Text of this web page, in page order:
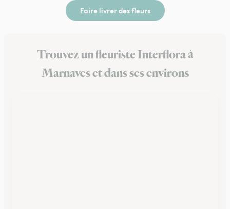
Faire livrer des fleurs
Trouvez un fleuriste Interflora à
Marnaves et dans ses environs